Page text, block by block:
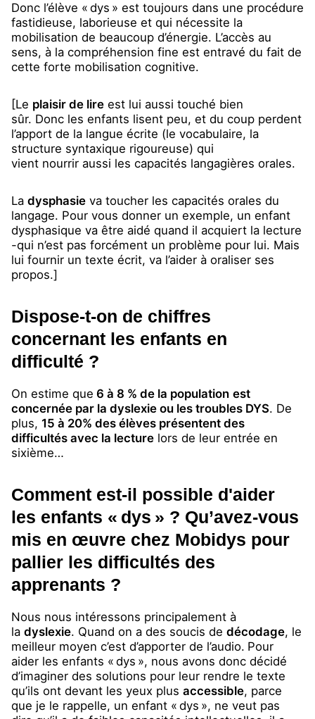
Donc l’élève « dys » est toujours dans une procédure
fastidieuse, laborieuse et qui nécessite la
mobilisation de beaucoup d’énergie. L’accès au
sens, à la compréhension fine est entravé du fait de
cette forte mobilisation cognitive.
[Le plaisir de lire est lui aussi touché bien
sûr. Donc les enfants lisent peu, et du coup perdent
l’apport de la langue écrite (le vocabulaire, la
structure syntaxique rigoureuse) qui
vient nourrir aussi les capacités langagières orales.
La dysphasie va toucher les capacités orales du
langage. Pour vous donner un exemple, un enfant
dysphasique va être aidé quand il acquiert la lecture
-qui n’est pas forcément un problème pour lui. Mais
lui fournir un texte écrit, va l’aider à oraliser ses
propos.]
Dispose-t-on de chiffres
concernant les enfants en
difficulté ?
On estime que 6 à 8 % de la population est
concernée par la dyslexie ou les troubles DYS. De
plus, 15 à 20% des élèves présentent des
difficultés avec la lecture lors de leur entrée en
sixième…
Comment est-il possible d'aider
les enfants « dys » ? Qu’avez-vous
mis en œuvre chez Mobidys pour
pallier les difficultés des
apprenants ?
Nous nous intéressons principalement à
la dyslexie. Quand on a des soucis de décodage, le
meilleur moyen c’est d’apporter de l’audio. Pour
aider les enfants « dys », nous avons donc décidé
d’imaginer des solutions pour leur rendre le texte
qu’ils ont devant les yeux plus accessible, parce
que je le rappelle, un enfant « dys », ne veut pas